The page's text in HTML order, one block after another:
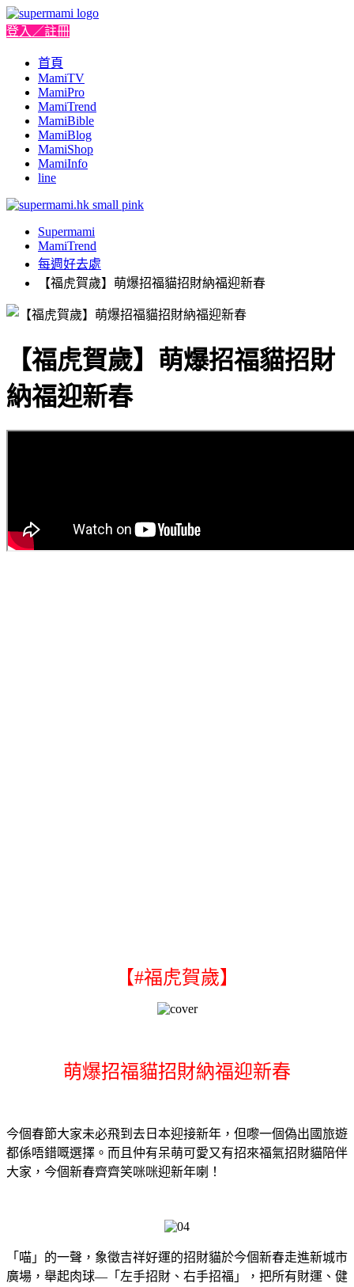
登入／註冊
首頁
MamiTV
MamiPro
MamiTrend
MamiBible
MamiBlog
MamiShop
MamiInfo
line
Supermami
MamiTrend
每週好去處
【福虎賀歲】萌爆招福貓招財納福迎新春
【福虎賀歲】萌爆招福貓招財
納福迎新春
【#福虎賀歲】
萌爆招福貓招財納福迎新春
今個春節大家未必飛到去日本迎接新年，但嚟一個偽出國旅遊
都係唔錯嘅選擇。而且仲有呆萌可愛又有招來福氣招財貓陪伴
大家，今個新春齊齊笑咪咪迎新年喇！
「喵」的一聲，象徵吉祥好運的招財貓於今個新春走進新城市
廣場，舉起肉球—「左手招財、右手招福」，把所有財運、健